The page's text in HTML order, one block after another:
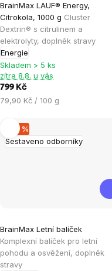
BrainMax LAUF® Energy,
Citrokola, 1000 g Cluster
Dextrin® s citrulinem a
elektrolyty, doplněk stravy
Energie
hodnocení
produktu
je
5,0
z
5
hvězdiček.
Skladem > 5 ks
zítra 8.8. u vás
799 Kč
Měrná
79,90 Kč / 100 g
Sestaveno odborníky
–20 %
BrainMax Letní balíček
Komplexní balíček pro letní
pohodu a osvěžení, doplněk
stravy
hodnocení
produktu
je